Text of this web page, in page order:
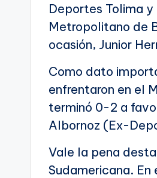
Deportes Tolima
Metropolitano de
ocasión, Junior
Como dato
enfrentaron en el
terminó 0-2 a
Albornoz (Ex-
Vale la pena
Sudamericana.